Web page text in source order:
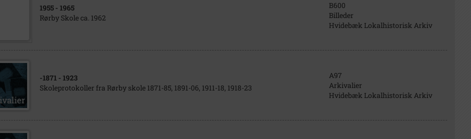
1955 - 1965
Rørby Skole ca. 1962
B600
Billeder
Hvidebæk Lokalhistorisk Arkiv
-1871 - 1923
Skoleprotokoller fra Rørby skole 1871-85, 1891-06, 1911-18, 1918-23
A97
Arkivalier
Hvidebæk Lokalhistorisk Arkiv